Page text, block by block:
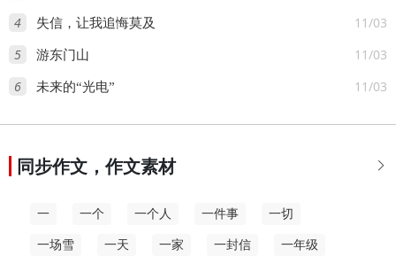
4 11/03
失信，让我追悔莫及
5 11/03
游东门山
6 11/03
未来的“光电”

同步作文，作文素材
一 一个 一个人 一件事 一切
一场雪 一天 一家 一封信 一年级